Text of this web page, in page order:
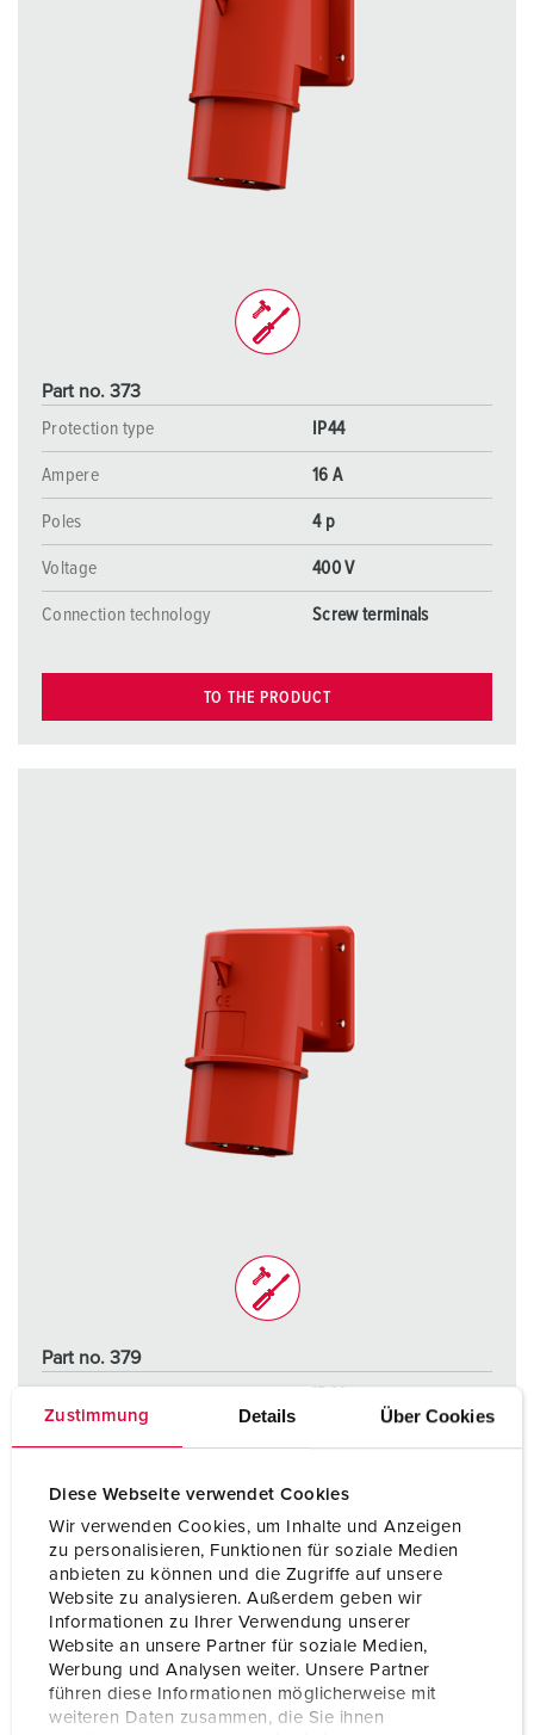
Zustimmung Details Über Cookies
Diese Webseite verwendet Cookies
Wir verwenden Cookies, um Inhalte und Anzeigen
zu personalisieren, Funktionen für soziale Medien
anbieten zu können und die Zugriffe auf unsere
Website zu analysieren. Außerdem geben wir
Informationen zu Ihrer Verwendung unserer
Website an unsere Partner für soziale Medien,
Werbung und Analysen weiter. Unsere Partner
führen diese Informationen möglicherweise mit
weiteren Daten zusammen, die Sie ihnen
Part no. 373
Protection type
IP44
Ampere 16 A
Poles 4 p
Voltage 400 V
Connection technology Screw terminals
TO THE PRODUCT
Part no. 379
Poles 5 p
Voltage 400 V
Connection technology Screw terminals
TO THE PRODUCT